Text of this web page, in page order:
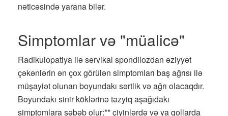
nəticəsində yarana bilər.
Simptomlar və "müalicə"
Radikulopatiya ilə servikal spondilozdan əziyyət
çəkənlərin ən çox görülən simptomları baş ağrısı ilə
müşayiət olunan boyundakı sərtlik və ağrı olacaqdır.
Boyundakı sinir köklərinə təzyiq aşağıdakı
simptomlara səbəb olur:** çiyinlərdə və ya qollarda